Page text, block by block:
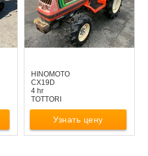
HINOMOTO
CX19D
4 hr
TOTTORI
Узнать цену